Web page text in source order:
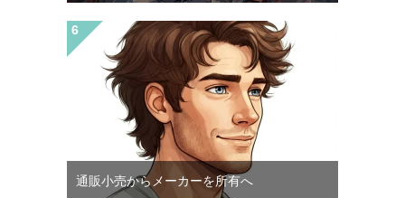
通販小売からメーカーを所有へ